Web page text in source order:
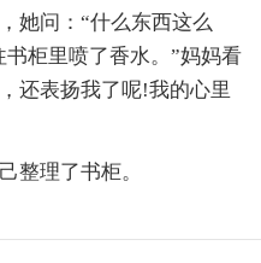
她问：“什么东西这么
柜里喷了香水。”妈妈看
还表扬我了呢!我的心里
整理了书柜。